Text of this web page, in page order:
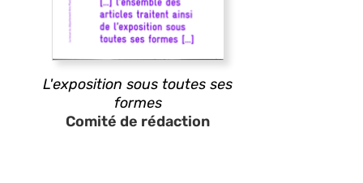
L'exposition sous toutes ses
formes
Comité de rédaction